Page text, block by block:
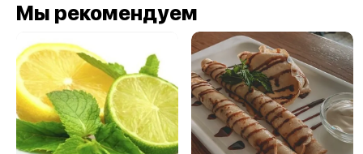
Мы рекомендуем